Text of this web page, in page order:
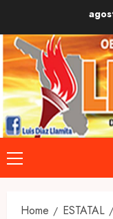
content
Primary
Menu
Home
ESTATAL